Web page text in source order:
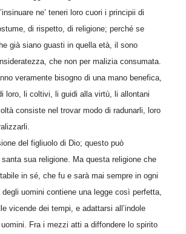
ne’ teneri loro cuori i principii di
di rispetto, di religione; perché se
già siano guasti in quella età, il sono
che non per malizia consumata.
veramente bisogno di una mano benefica,
loro, li coltivi, li guidi alla virtù, li allontani
consiste nel trovar modo di radunarli, loro
del figliuolo di Dio; questo può
sua religione. Ma questa religione che
in sé, che fu e sarà mai sempre in ogni
uomini contiene una legge così perfetta,
vicende dei tempi, e adattarsi all’indole
Fra i mezzi atti a diffondere lo spirito